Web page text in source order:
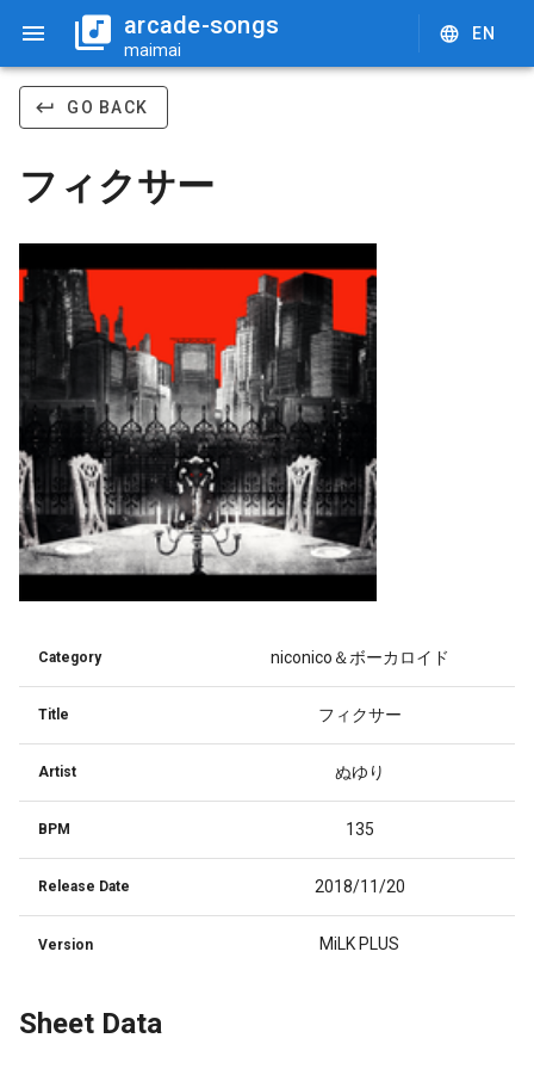
arcade-songs
maimai
EN
GO BACK
フィクサー
Category niconico＆ボーカロイド
Title フィクサー
Artist ぬゆり
BPM 135
Release Date 2018/11/20
Version MiLK PLUS
Sheet Data